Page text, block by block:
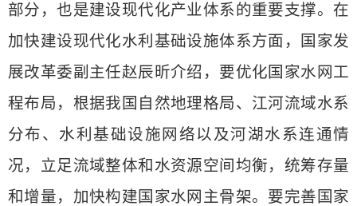
部分，也是建设现代化产业体系的重要支撑。在
加快建设现代化水利基础设施体系方面，国家发
展改革委副主任赵辰昕介绍，要优化国家水网工
程布局，根据我国自然地理格局、江河流域水系
分布、水利基础设施网络以及河湖水系连通情
况，立足流域整体和水资源空间均衡，统筹存量
和增量，加快构建国家水网主骨架。要完善国家